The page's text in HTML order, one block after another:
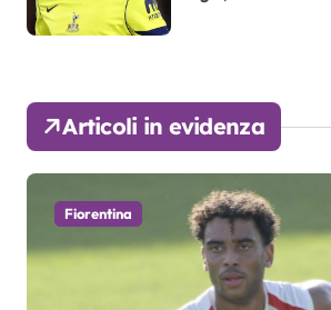
Articoli in evidenza
Fiorentina